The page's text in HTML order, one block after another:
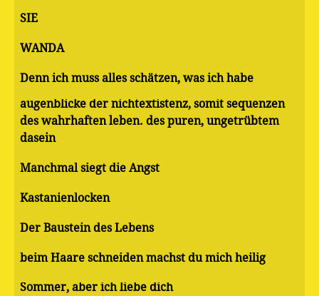
SIE
WANDA
Denn ich muss alles schätzen, was ich habe
augenblicke der nichtextistenz, somit sequenzen
des wahrhaften leben. des puren, ungetrübtem
dasein
Manchmal siegt die Angst
Kastanienlocken
Der Baustein des Lebens
beim Haare schneiden machst du mich heilig
Sommer, aber ich liebe dich